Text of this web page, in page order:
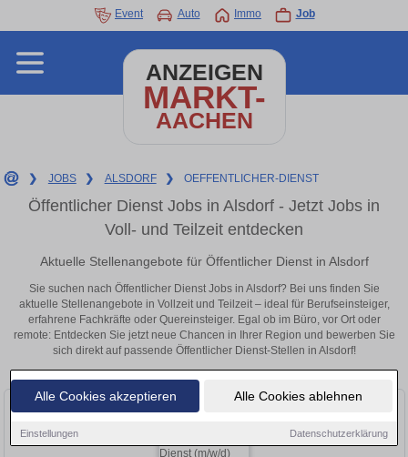
Alle Cookies akzeptieren Alle Cookies ablehnen
Einstellungen Datenschutzerklärung
Event Auto Immo Job
ANZEIGEN
MARKT-
AACHEN
❯ JOBS ❯ ALSDORF ❯ OEFFENTLICHER-DIENST
Öffentlicher Dienst Jobs in Alsdorf - Jetzt Jobs in
Voll- und Teilzeit entdecken
Aktuelle Stellenangebote für Öffentlicher Dienst in Alsdorf
Sie suchen nach Öffentlicher Dienst Jobs in Alsdorf? Bei uns finden Sie
aktuelle Stellenangebote in Vollzeit und Teilzeit – ideal für Berufseinsteiger,
erfahrene Fachkräfte oder Quereinsteiger. Egal ob im Büro, vor Ort oder
remote: Entdecken Sie jetzt neue Chancen in Ihrer Region und bewerben Sie
sich direkt auf passende Öffentlicher Dienst-Stellen in Alsdorf!